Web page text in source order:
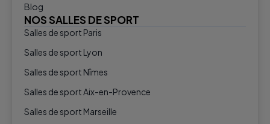
Blog
NOS SALLES DE SPORT
Salles de sport Paris
Salles de sport Lyon
Salles de sport Nîmes
Salles de sport Aix-en-Provence
Salles de sport Marseille